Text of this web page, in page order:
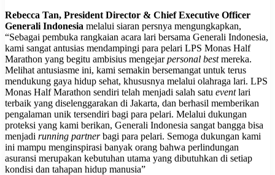
Rebecca Tan, President Director & Chief Executive Officer
Generali Indonesia melalui siaran persnya mengungkapkan,
“Sebagai pembuka rangkaian acara lari bersama Generali Indonesia,
kami sangat antusias mendampingi para pelari LPS Monas Half
Marathon yang begitu ambisius mengejarpersonal bestmereka.
Melihat antusiasme ini, kami semakin bersemangat untuk terus
mendukung gaya hidup sehat, khususnya melalui olahraga lari. LPS
Monas Half Marathon sendiri telah menjadi salah satu eventlari
terbaik yang diselenggarakan di Jakarta, dan berhasil memberikan
pengalaman unik tersendiri bagi para pelari. Melalui dukungan
proteksi yang kami berikan, Generali Indonesia sangat bangga bisa
menjadi running partnerbagi para pelari. Semoga dukungan kami
ini mampu menginspirasi banyak orang bahwa perlindungan
asuransi merupakan kebutuhan utama yang dibutuhkan di setiap
kondisi dan tahapan hidup manusia”